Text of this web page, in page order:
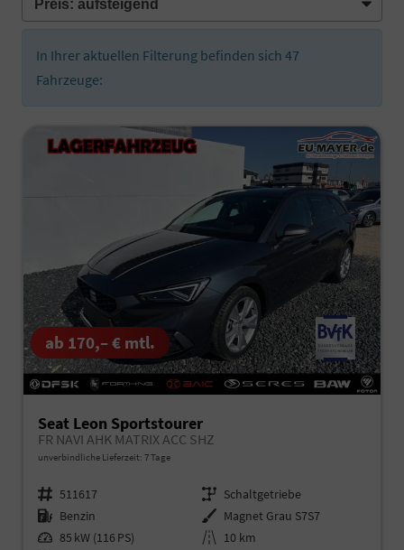
In Ihrer aktuellen Filterung befinden sich 47
Fahrzeuge:
ab 170,– € mtl.
Seat Leon Sportstourer
FR NAVI AHK MATRIX ACC SHZ
unverbindliche Lieferzeit: 7 Tage
Fahrzeugnr. 511617 Getriebe Schaltgetriebe
Kraftstoff Benzin Außenfarbe Magnet Grau S7S7
Leistung 85 kW (116 PS) Kilometerstand 10 km